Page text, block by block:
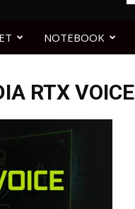
NOTEBOOK
RTX VOICE